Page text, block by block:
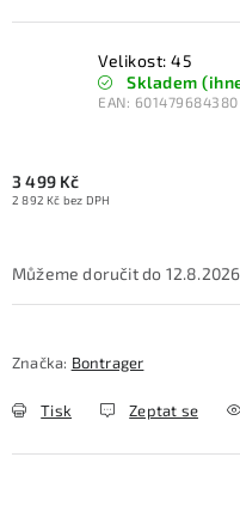
Velikost: 45
Skladem
EAN: 601479684380
3 499 Kč
2 892 Kč bez DPH
12.8.2026
Značka: Bontrager
Tisk Zeptat se